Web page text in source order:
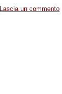
Lascia un commento